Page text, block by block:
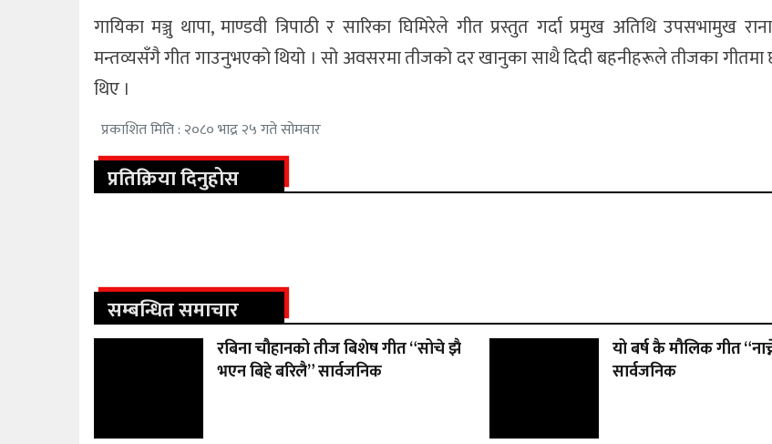
गायिका मञ्जु थापा, माण्डवी त्रिपाठी र सारिका घिमिरेले गीत प्रस्तुत गर्दा प्रमुख अतिथि उपसभामुख
मन्तव्यसँगै गीत गाउनुभएको थियो । सो अवसरमा तीजको दर खानुका साथै दिदी बहनीहरूले तीजका
थिए ।
प्रकाशित मिति : २०८० भाद्र २५ गते सोमवार
प्रतिक्रिया दिनुहोस
सम्बन्धित समाचार
रबिना चौहानको तीज बिशेष गीत “सोचे झै
भएन बिहे बरिलै” सार्वजनिक
यो बर्ष कै मौलिक गीत
सार्वजनिक